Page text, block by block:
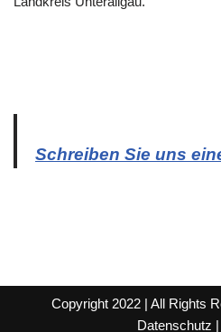
Schreiben Sie uns
Copyright 2022 | All Rights
Datenschutz |